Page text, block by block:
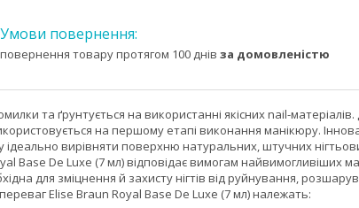
повернення товару протягом 100 днів за домовленістю
та ґрунтується на використанні якісних nail-
на першому етапі виконання манікюру.
вирівняти поверхню натуральних, штучних
Base De Luxe (7 мл) відповідає вимогам найвимогливіших
для зміцнення й захисту нігтів від руйнування,
Elise Braun Royal Base De Luxe (7 мл) належать: